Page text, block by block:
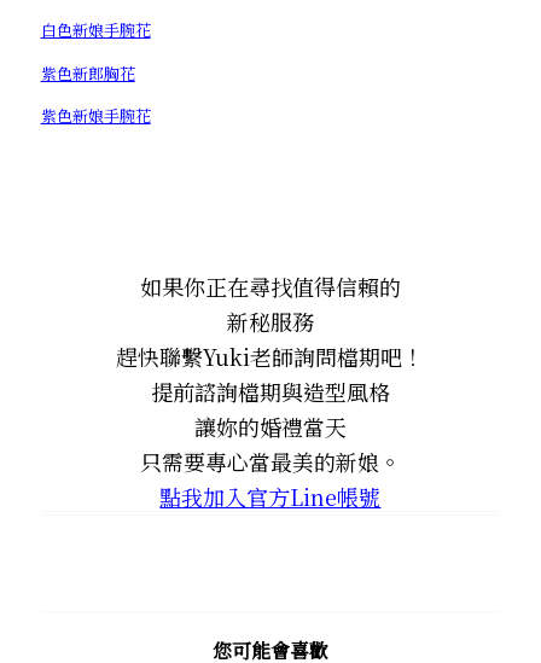
白色新娘手腕花
紫色新郎胸花
紫色新娘手腕花
如果你正在尋找值得信賴的
新秘服務
趕快聯繫Yuki老師詢問檔期吧！
提前諮詢檔期與造型風格
讓妳的婚禮當天
只需要專心當最美的新娘。
點我加入官方Line帳號
您可能會喜歡